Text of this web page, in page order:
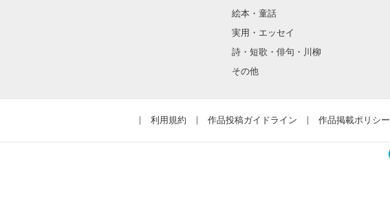
絵本・童話
実用・エッセイ
詩・短歌・俳句・川柳
その他
利用規約 作品投稿ガイドライン 作品掲載ポリシー